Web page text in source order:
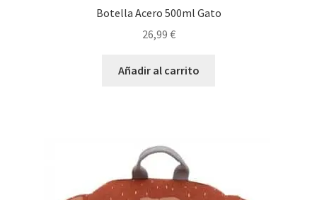
Botella Acero 500ml Gato
26,99 €
Añadir al carrito